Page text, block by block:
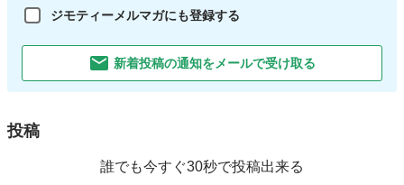
ジモティーメルマガにも登録する
新着投稿の通知をメールで受け取る
投稿
誰でも今すぐ30秒で投稿出来る